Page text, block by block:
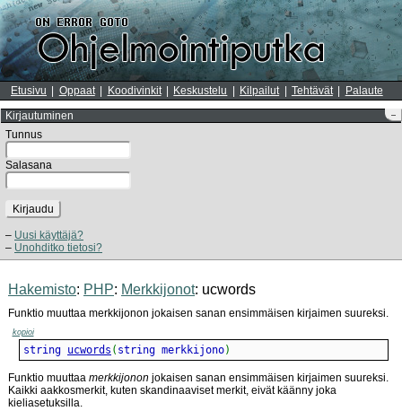
Etusivu Oppaat Koodivinkit Keskustelu Kilpailut Tehtävät Palaute
–
Kirjautuminen
Tunnus
Salasana
Kirjaudu
Uusi käyttäjä?
Unohditko tietosi?
Hakemisto: PHP: Merkkijonot: ucwords
Funktio muuttaa merkkijonon jokaisen sanan ensimmäisen kirjaimen suureksi.
kopioi
string ucwords ( string merkkijono)
Funktio muuttaa merkkijonon jokaisen sanan ensimmäisen kirjaimen suureksi.
Kaikki aakkosmerkit, kuten skandinaaviset merkit, eivät käänny joka
kieliasetuksilla.